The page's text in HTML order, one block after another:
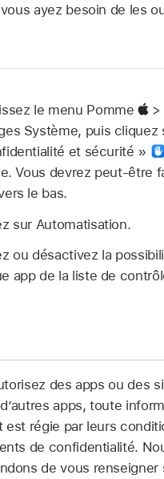
ayez besoin de les
le menu Pomme
>
Système, puis cliquez
et sécurité »
Vous devrez peut-être
le bas.
sur Automatisation.
ou désactivez la
app de la liste de
des apps ou des
apps, toute
est régie par leurs
de confidentialité.
de vous renseigner